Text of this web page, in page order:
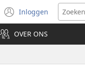
Inloggen
(opent
nieuw
venster)
OVER ONS